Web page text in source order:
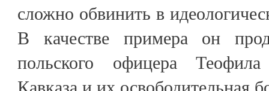
сложно обвинить в
В качестве примера он
польского офицера
Кавказа и их освободительная